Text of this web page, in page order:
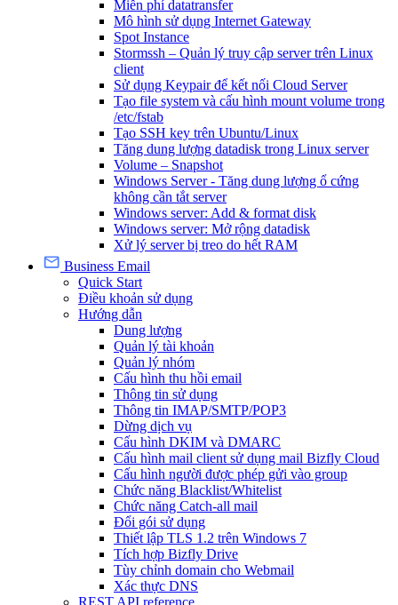
Miễn phí datatransfer
Mô hình sử dụng Internet Gateway
Spot Instance
Stormssh – Quản lý truy cập server trên Linux
client
Sử dụng Keypair để kết nối Cloud Server
Tạo file system và cấu hình mount volume trong
/etc/fstab
Tạo SSH key trên Ubuntu/Linux
Tăng dung lượng datadisk trong Linux server
Volume – Snapshot
Windows Server - Tăng dung lượng ổ cứng
không cần tắt server
Windows server: Add & format disk
Windows server: Mở rộng datadisk
Xử lý server bị treo do hết RAM
Business Email
Quick Start
Điều khoản sử dụng
Hướng dẫn
Dung lượng
Quản lý tài khoản
Quản lý nhóm
Cấu hình thu hồi email
Thông tin sử dụng
Thông tin IMAP/SMTP/POP3
Dừng dịch vụ
Cấu hình DKIM và DMARC
Cấu hình mail client sử dụng mail Bizfly Cloud
Cấu hình người được phép gửi vào group
Chức năng Blacklist/Whitelist
Chức năng Catch-all mail
Đổi gói sử dụng
Thiết lập TLS 1.2 trên Windows 7
Tích hợp Bizfly Drive
Tùy chỉnh domain cho Webmail
Xác thực DNS
REST API reference